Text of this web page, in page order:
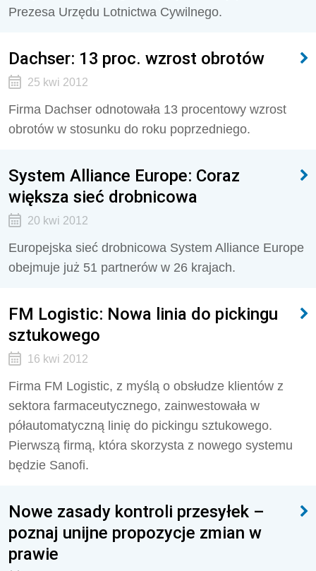
Prezesa Urzędu Lotnictwa Cywilnego.
Dachser: 13 proc. wzrost obrotów
25 kwi 2012
Firma Dachser odnotowała 13 procentowy wzrost
obrotów w stosunku do roku poprzedniego.
System Alliance Europe: Coraz
większa sieć drobnicowa
20 kwi 2012
Europejska sieć drobnicowa System Alliance Europe
obejmuje już 51 partnerów w 26 krajach.
FM Logistic: Nowa linia do pickingu
sztukowego
16 kwi 2012
Firma FM Logistic, z myślą o obsłudze klientów z
sektora farmaceutycznego, zainwestowała w
półautomatyczną linię do pickingu sztukowego.
Pierwszą firmą, która skorzysta z nowego systemu
będzie Sanofi.
Nowe zasady kontroli przesyłek –
poznaj unijne propozycje zmian w
prawie